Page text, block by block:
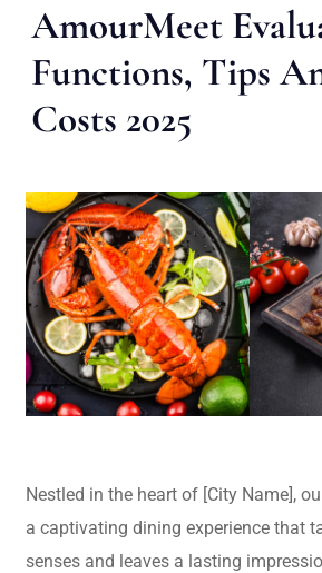
AmourMeet
Functions, Tips
Costs 2025
Nestled in the heart of [City Name],
a captivating dining experience that
senses and leaves a lasting